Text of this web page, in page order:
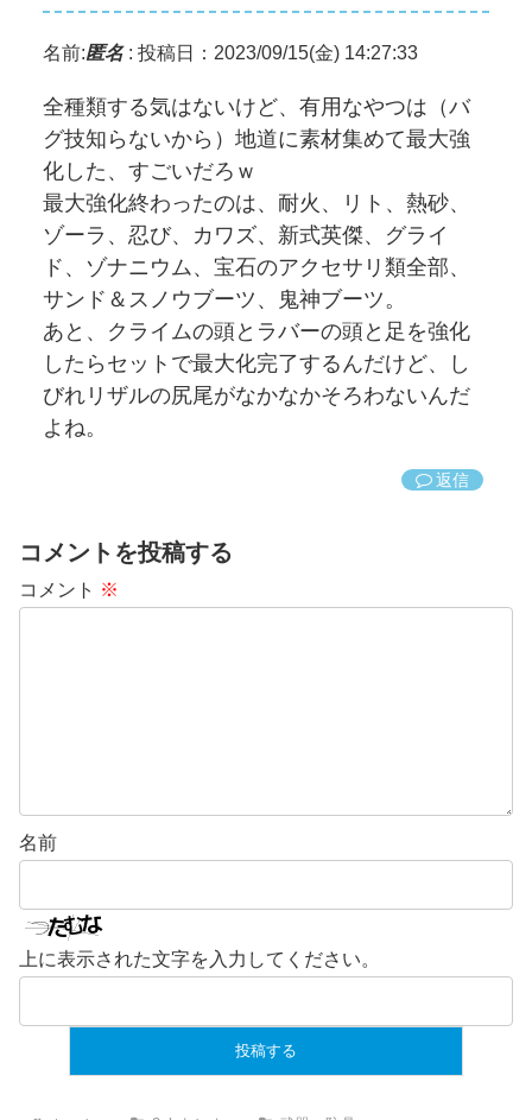
名前:匿名: 投稿日：2023/09/15(金) 14:27:33
全種類する気はないけど、有用なやつは（バ
グ技知らないから）地道に素材集めて最大強
化した、すごいだろｗ
最大強化終わったのは、耐火、リト、熱砂、
ゾーラ、忍び、カワズ、新式英傑、グライ
ド、ゾナニウム、宝石のアクセサリ類全部、
サンド＆スノウブーツ、鬼神ブーツ。
あと、クライムの頭とラバーの頭と足を強化
したらセットで最大化完了するんだけど、し
びれリザルの尻尾がなかなかそろわないんだ
よね。
返信
コメントを投稿する
コメント ※
名前
上に表示された文字を入力してください。